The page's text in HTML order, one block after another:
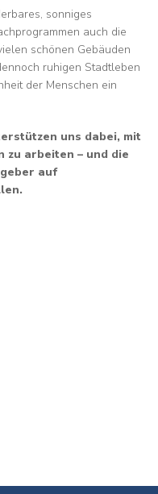
sonniges
auch die
schönen Gebäuden
ruhigen Stadtleben
der Menschen ein
uns dabei, mit
zu arbeiten – und die
auf